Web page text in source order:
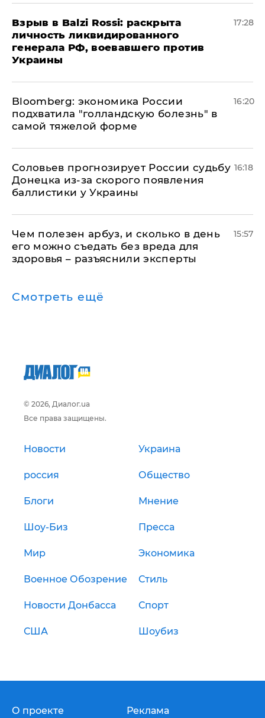
​Взрыв в Balzi Rossi: раскрыта
личность ликвидированного
генерала РФ, воевавшего против
Украины
17:28
Bloomberg: экономика России
подхватила "голландскую болезнь" в
самой тяжелой форме
16:20
Соловьев прогнозирует России судьбу
Донецка из-за скорого появления
баллистики у Украины
16:18
Чем полезен арбуз, и сколько в день
его можно съедать без вреда для
здоровья – разъяснили эксперты
15:57
Смотреть ещё
© 2026, Диалог.ua
Все права защищены.
Новости Украина
россия Общество
Блоги Мнение
Шоу-Биз Пресса
Мир Экономика
Военное Обозрение Стиль
Новости Донбасса Спорт
США Шоубиз
О проекте Реклама